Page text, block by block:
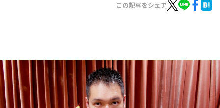
YouTube
会社情報
この記事をシェア